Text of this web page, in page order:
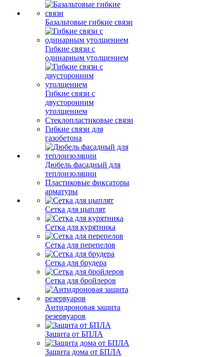
Базальтовые гибкие связи
Гибкие связи с
одинарным утолщением
Гибкие связи с
двусторонним
утолщением
Стеклопластиковые связи
Гибкие связи для
газобетона
Дюбель фасадный для
теплоизоляции
Пластиковые фиксаторы
арматуры
Сетка для цыплят
Сетка для курятника
Сетка для перепелов
Сетка для брудера
Сетка для бройлеров
Антидроновая защита
резервуаров
Защита от БПЛА
Защита дома от БПЛА